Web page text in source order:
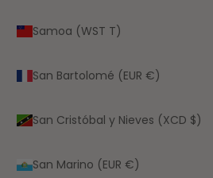
Samoa (WST T)
San Bartolomé (EUR €)
San Cristóbal y Nieves (XCD $)
San Marino (EUR €)